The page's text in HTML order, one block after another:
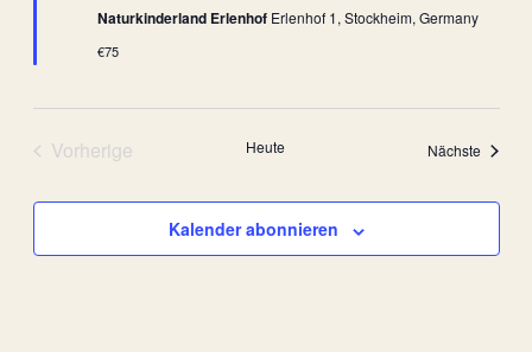
Naturkinderland Erlenhof Erlenhof 1, Stockheim, Germany
€75
Vorherige
Heute Nächste
Kalender abonnieren